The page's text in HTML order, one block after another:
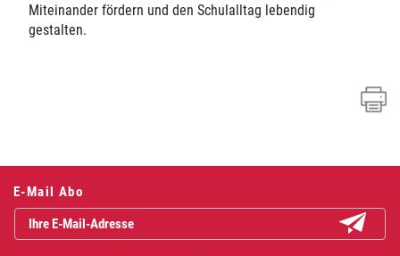
Miteinander fördern und den Schulalltag lebendig
gestalten.
E-Mail Abo